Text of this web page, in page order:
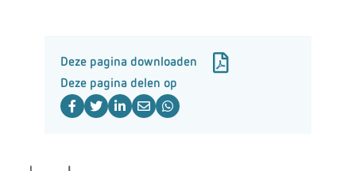
Deze pagina downloaden
Deze pagina delen op